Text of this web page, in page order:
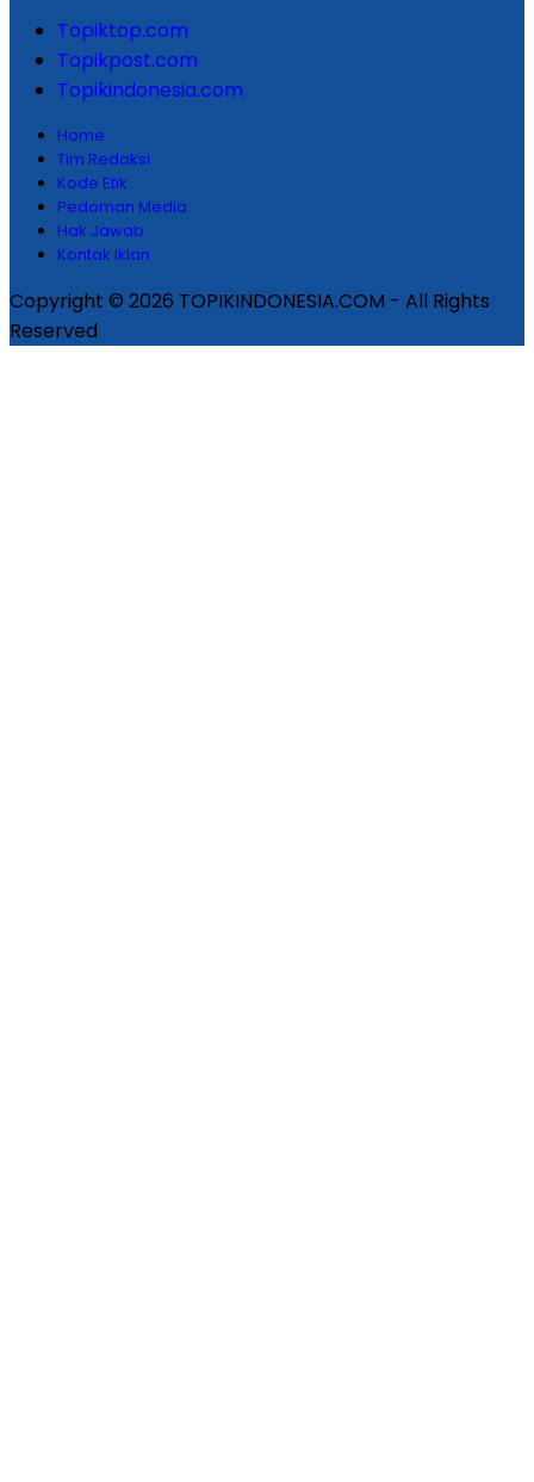
Topiktop.com
Topikpost.com
Topikindonesia.com
Home
Tim Redaksi
Kode Etik
Pedoman Media
Hak Jawab
Kontak Iklan
Copyright © 2026 TOPIKINDONESIA.COM - All Rights
Reserved